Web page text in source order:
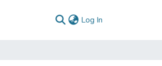
Log In